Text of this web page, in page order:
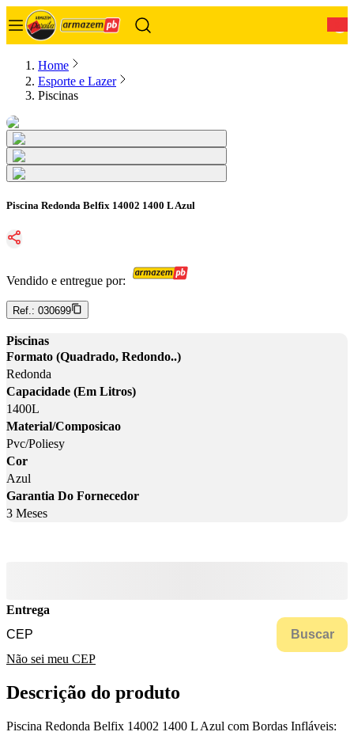
Home
Esporte e Lazer
Piscinas
Piscina Redonda Belfix 14002 1400 L Azul
Vendido e entregue por:
Ref.: 030699
Piscinas
Formato (Quadrado, Redondo..)
Redonda
Capacidade (Em Litros)
1400L
Material/Composicao
Pvc/Poliesy
Cor
Azul
Garantia Do Fornecedor
3 Meses
Entrega
Buscar
Não sei meu CEP
Descrição do produto
Piscina Redonda Belfix 14002 1400 L Azul com Bordas Infláveis: